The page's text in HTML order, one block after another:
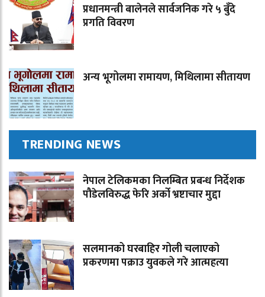
प्रधानमन्त्री बालेनले सार्वजनिक गरे ५ बुँदे
प्रगति विवरण
अन्य भूगोलमा रामायण, मिथिलामा सीतायण
TRENDING NEWS
नेपाल टेलिकमका निलम्बित प्रबन्ध निर्देशक
पौडेलविरुद्ध फेरि अर्को भ्रष्टाचार मुद्दा
सलमानको घरबाहिर गोली चलाएको
प्रकरणमा पक्राउ युवकले गरे आत्महत्या